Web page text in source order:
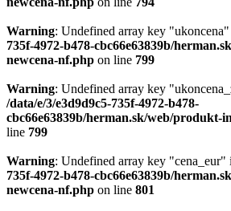
Warning: Undefined array key
735f-4972-b478-cbc66e63839b/
newcena-nf.php on line 799
Warning: Undefined array key
/data/e/3/e3d9d9c5-735f-4972-b478-
cbc66e63839b/herman.sk/web/produkt-
line 799
Warning: Undefined array key "cena_eur"
735f-4972-b478-cbc66e63839b/
newcena-nf.php on line 801